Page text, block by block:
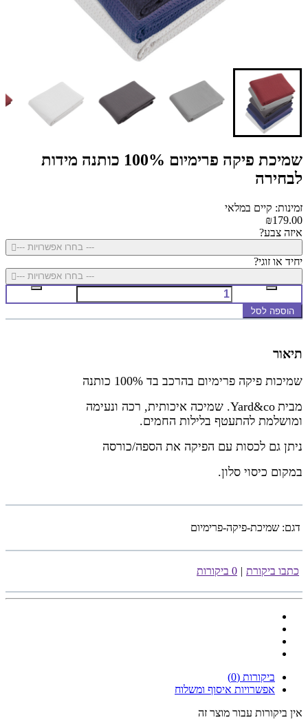
שמיכת פיקה פרימיום 100% כותנה מידות
לבחירה
זמינות: קיים במלאי
₪179.00
איזה צבע?
--- בחרו אפשרויות ---
יחיד או זוגי?
--- בחרו אפשרויות ---
הוספה לסל
תיאור
שמיכות פיקה פרימיום בהרכב בד 100% כותנה
מבית Yard&co. שמיכה איכותית, רכה ונעימה
ומושלמת להתעטף בלילות החמים.
ניתן גם לכסות עם הפיקה את הספה/כורסה
במקום כיסוי סלון.
דגם: שמיכת-פיקה-פרימיום
כתבו ביקורת | 0 ביקורות
ביקורות (0)
אפשרויות איסוף ומשלוח
אין ביקורות עבור מוצר זה